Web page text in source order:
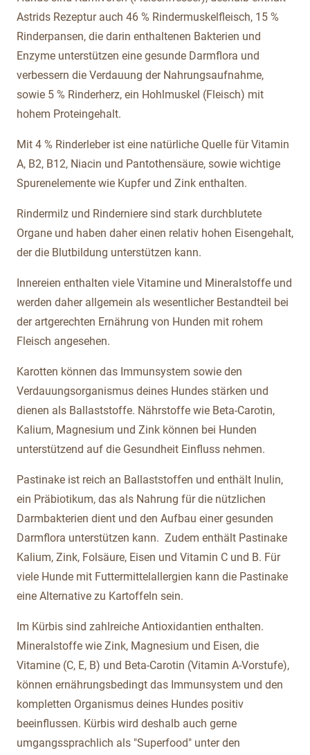
Astrids Rezeptur auch 46 % Rindermuskelfleisch, 15 %
Rinderpansen, die darin enthaltenen Bakterien und
Enzyme unterstützen eine gesunde Darmflora und
verbessern die Verdauung der Nahrungsaufnahme,
sowie 5 % Rinderherz, ein Hohlmuskel (Fleisch) mit
hohem Proteingehalt.
Mit 4 % Rinderleber ist eine natürliche Quelle für Vitamin
A, B2, B12, Niacin und Pantothensäure, sowie wichtige
Spurenelemente wie Kupfer und Zink enthalten.
Rindermilz und Rinderniere sind stark durchblutete
Organe und haben daher einen relativ hohen Eisengehalt,
der die Blutbildung unterstützen kann.
Innereien enthalten viele Vitamine und Mineralstoffe und
werden daher allgemein als wesentlicher Bestandteil bei
der artgerechten Ernährung von Hunden mit rohem
Fleisch angesehen.
Karotten können das Immunsystem sowie den
Verdauungsorganismus deines Hundes stärken und
dienen als Ballaststoffe. Nährstoffe wie Beta-Carotin,
Kalium, Magnesium und Zink können bei Hunden
unterstützend auf die Gesundheit Einfluss nehmen.
Pastinake ist reich an Ballaststoffen und enthält Inulin,
ein Präbiotikum, das als Nahrung für die nützlichen
Darmbakterien dient und den Aufbau einer gesunden
Darmflora unterstützen kann. Zudem enthält Pastinake
Kalium, Zink, Folsäure, Eisen und Vitamin C und B. Für
viele Hunde mit Futtermittelallergien kann die Pastinake
eine Alternative zu Kartoffeln sein.
Im Kürbis sind zahlreiche Antioxidantien enthalten.
Mineralstoffe wie Zink, Magnesium und Eisen, die
Vitamine (C, E, B) und Beta-Carotin (Vitamin A-Vorstufe),
können ernährungsbedingt das Immunsystem und den
kompletten Organismus deines Hundes positiv
beeinflussen. Kürbis wird deshalb auch gerne
umgangssprachlich als "Superfood" unter den